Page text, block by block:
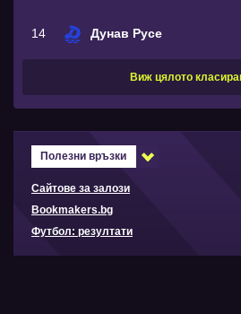
14 Дунав Русе
Виж цялото
Полезни връзки
Сайтове за залози
Bookmakers.bg
Футбол: резултати